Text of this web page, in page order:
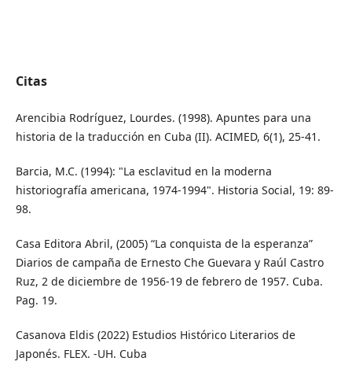
Citas
Arencibia Rodríguez, Lourdes. (1998). Apuntes para una
historia de la traducción en Cuba (II). ACIMED, 6(1), 25-41.
Barcia, M.C. (1994): "La esclavitud en la moderna
historiografía americana, 1974-1994". Historia Social, 19: 89-
98.
Casa Editora Abril, (2005) “La conquista de la esperanza”
Diarios de campaña de Ernesto Che Guevara y Raúl Castro
Ruz, 2 de diciembre de 1956-19 de febrero de 1957. Cuba.
Pag. 19.
Casanova Eldis (2022) Estudios Histórico Literarios de
Japonés. FLEX. -UH. Cuba